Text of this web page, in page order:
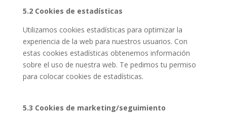
5.2 Cookies de estadísticas
Utilizamos cookies estadísticas para optimizar la
experiencia de la web para nuestros usuarios. Con
estas cookies estadísticas obtenemos información
sobre el uso de nuestra web. Te pedimos tu permiso
para colocar cookies de estadísticas.
5.3 Cookies de marketing/seguimiento